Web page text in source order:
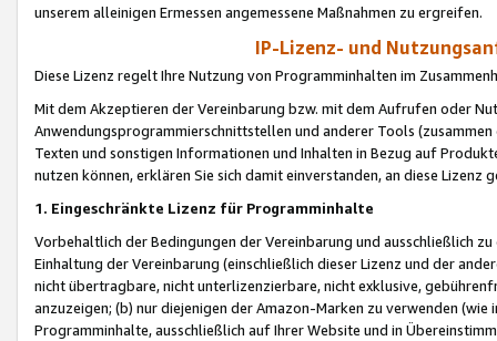
unserem alleinigen Ermessen angemessene Maßnahmen zu ergreifen.
IP-Lizenz- und
Diese Lizenz regelt Ihre Nutzung von Programminhalten im
Mit dem Akzeptieren der Vereinbarung bzw. mit dem Aufrufen oder
Anwendungsprogrammierschnittstellen und anderer Tools (zusammen
Texten und sonstigen Informationen und Inhalten in Bezug auf
nutzen können, erklären Sie sich damit einverstanden, an diese Lizenz
1. Eingeschränkte Lizenz für Programminhalte
Vorbehaltlich der Bedingungen der Vereinbarung und ausschließlich
Einhaltung der Vereinbarung (einschließlich dieser Lizenz und der
nicht übertragbare, nicht unterlizenzierbare, nicht exklusive,
anzuzeigen; (b) nur diejenigen der Amazon-Marken zu verwenden
Programminhalte, ausschließlich auf Ihrer Website und in